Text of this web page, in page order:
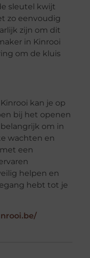
sleutel kwijt
zo eenvoudig
zijn om dit
in Kinrooi
om de kluis
kan je op
bij het openen
om in
wachten en
een
helpen en
hebt tot je